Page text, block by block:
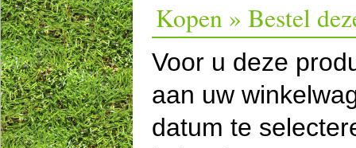
Kopen » Bestel
Voor u deze
aan uw
datum te